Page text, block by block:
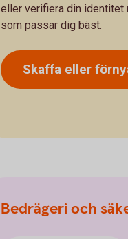
eller verifiera din identitet
som passar dig bäst.
Skaffa eller
Bedrägeri och